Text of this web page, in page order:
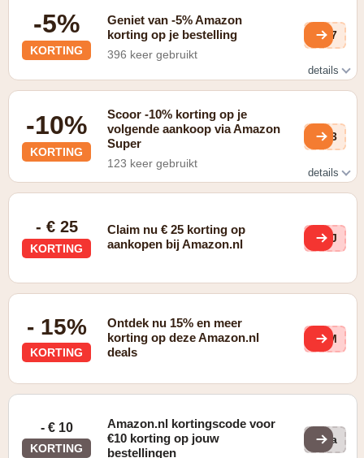
-5%
KORTING
Geniet van -5% Amazon
korting op je bestelling
396 keer gebruikt
757
details
2023 onder voorbehoud van uitputting van het
advertentiebudget. Bij aankoop van ten minste 5 stuks van
de producten die onder de actie vallen in één bestelling,
wordt een onmiddellijke korting van 5% op de 5 artikelen
toegekend. De units kunnen bij hetzelfde product horen of
bij verschillende producten.
-10%
KORTING
Scoor -10% korting op je
volgende aankoop via Amazon
Super
123 keer gebruikt
RY3
details
aankoop van ten minste 10 stuks van de producten die
onder de actie vallen in één bestelling, wordt een
onmiddellijke korting van 10% op de 10 artikelen toegekend
bij Prime leden
- € 25
KORTING
Claim nu € 25 korting op
aankopen bij Amazon.nl
xdJ
- 15%
KORTING
Ontdek nu 15% en meer
korting op deze Amazon.nl
deals
BGM
- € 10
KORTING
Amazon.nl kortingscode voor
€10 korting op jouw
bestellingen
ama